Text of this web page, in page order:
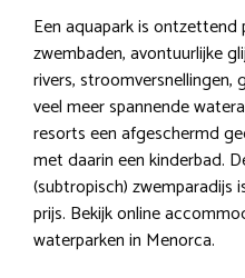
Een aquapark is ontzettend
zwembaden, avontuurlijke
rivers, stroomversnellingen,
veel meer spannende
resorts een afgeschermd
met daarin een kinderbad.
(subtropisch) zwemparadijs
prijs. Bekijk online
waterparken in Menorca.